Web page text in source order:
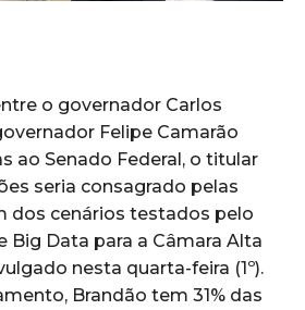
o governador Carlos
Felipe Camarão
ao Senado Federal, o titular
seria consagrado pelas
dos cenários testados pelo
Big Data para a Câmara Alta
nesta quarta-feira (1º).
Brandão tem 31% das